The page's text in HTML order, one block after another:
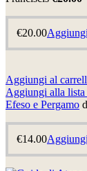
€20.00
Aggiungi al
Aggiungi alla lista
Efeso e Pergamo
€14.00